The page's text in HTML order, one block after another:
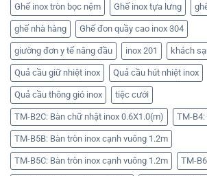
Ghế inox tròn bọc nệm Ghế inox tựa lưng
ghế nhà hàng Ghế đon quầy cao inox 304
giường đơn y tế nâng đầu inox 201 khách
Quả cầu giữ nhiệt inox Quả cầu hút nhiệt inox
Quả cầu thông gió inox tiệc cưới
TM-B2C: Bàn chữ nhật inox 0.6X1.0(m) TM-B4:
TM-B5B: Bàn tròn inox cạnh vuông 1.2m
TM-B5C: Bàn tròn inox cạnh vuông 1.2m TM-